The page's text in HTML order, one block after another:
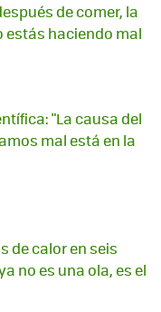
de comer, la
estás haciendo mal
"La causa del
mal está en la
de calor en seis
no es una ola, es el